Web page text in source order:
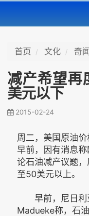
首页 文化 奇
减产希望再
美元以下
2015-02-24
周二，美国原油
早前，因有消息
论石油减产议题
至50美元以上。
早前，尼日利
Madueke称，石